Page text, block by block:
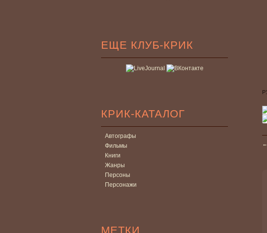
ЕЩЕ КЛУБ-КРИК
КРИК-КАТАЛОГ
Автографы
Фильмы
Книги
Жанры
Персоны
Персонажи
МЕТКИ
←